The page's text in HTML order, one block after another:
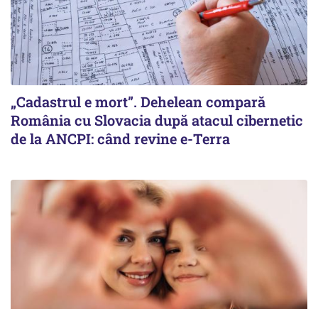
„Cadastrul e mort”. Dehelean compară
România cu Slovacia după atacul cibernetic
de la ANCPI: când revine e-Terra